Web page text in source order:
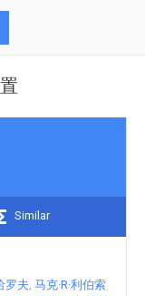
Similar
罗夫 马克·R·利伯索